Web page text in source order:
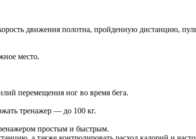
движения полотна, пройденную дистанцию,
место.
перемещения ног во время бега.
тренажер — до 100 кг.
простым и быстрым.